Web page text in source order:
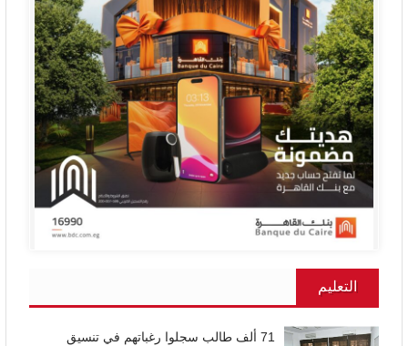
التعليم
71 ألف طالب سجلوا رغباتهم في تنسيق